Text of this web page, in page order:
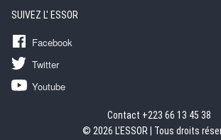
SUIVEZ L' ESSOR
Facebook
Twitter
Youtube
Contact +223 66 13 45 38
© 2026 L'ESSOR | Tous droits